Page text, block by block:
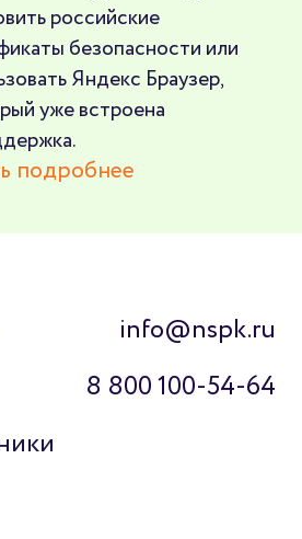
российские
безопасности или
Яндекс Браузер,
уже встроена
подробнее
info@nspk.ru
8 800 100-54-64